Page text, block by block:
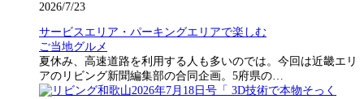
2026/7/23
サービスエリア・パーキングエリアで楽しむ
ご当地グルメ
夏休み、高速道路を利用する人も多いのでは。今回は近畿エリ
アのリビング新聞編集部の合同企画。5府県の…